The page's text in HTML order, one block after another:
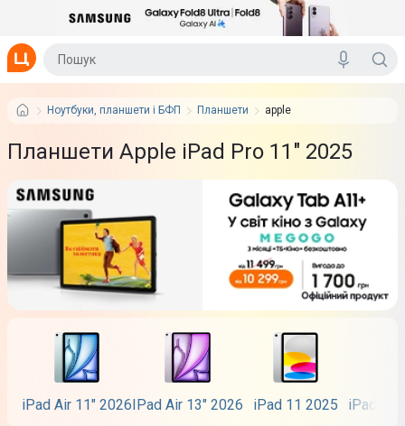
Ноутбуки, планшети і БФП Планшети apple
Планшети Apple iPad Pro 11" 2025
iPad Air 11" 2026IPad Air 13" 2026 iPad 11 2025 iPad